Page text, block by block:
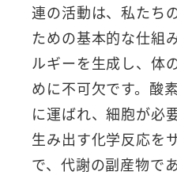
連の活動は、私たち
ための基本的な仕組
ルギーを生成し、体
めに不可欠です。酸
に運ばれ、細胞が必
生み出す化学反応を
で、代謝の副産物で